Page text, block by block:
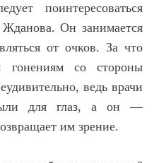
поинтересоваться
Он занимается
от очков. За что
гонениям со стороны
ведь врачи
для глаз, а он —
им зрение.